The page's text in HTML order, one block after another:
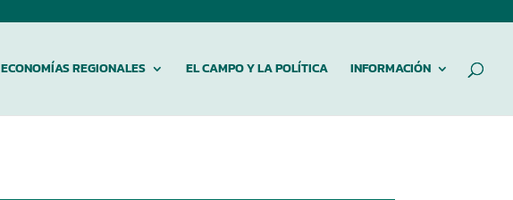
ECONOMÍAS REGIONALES EL CAMPO Y LA POLÍTICA INFORMACIÓN